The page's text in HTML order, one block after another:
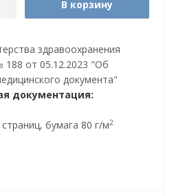
В корзину
здравоохранения
188 от 05.12.2023 "Об
документа"
документация:
бумага 80 г/м2